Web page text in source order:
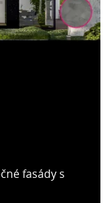
fasády s